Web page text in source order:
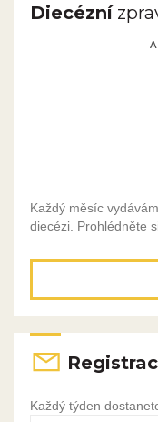
Diecézní
Každý měsíc
diecézi. Prohlédněte
Každý týden